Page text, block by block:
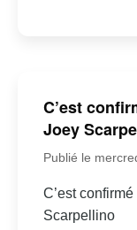
C’est
Joey
Publié le
C’est
Scarpellino